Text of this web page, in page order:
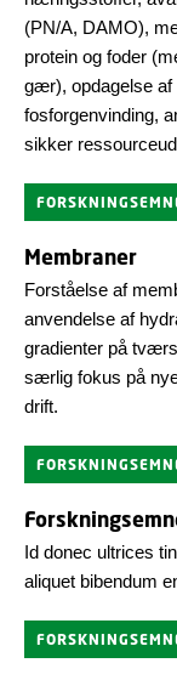
(PN/A, DAMO),
protein og foder
gær), opdagelse af
fosforgenvinding,
sikker
Membraner
Forståelse af
anvendelse af
gradienter på
særlig fokus på
drift.
Id donec ultrices
aliquet bibendum